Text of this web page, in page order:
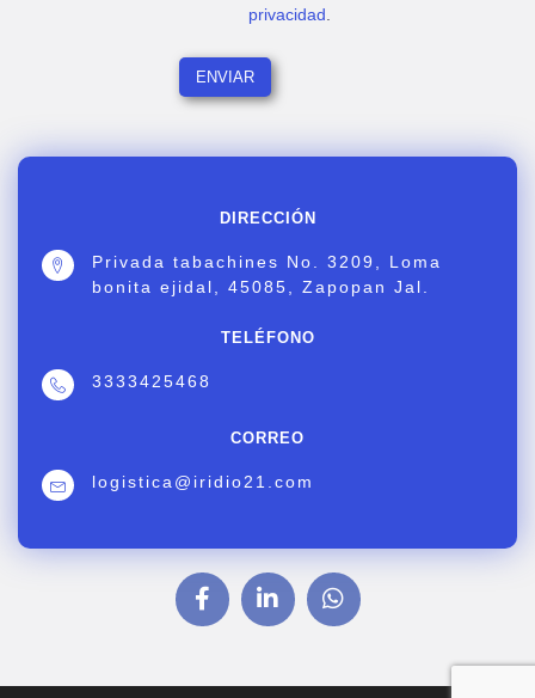
DIRECCIÓN
Privada tabachines No. 3209, Loma
bonita ejidal, 45085, Zapopan Jal.
TELÉFONO
3333425468
CORREO
logistica@iridio21.com
privacidad